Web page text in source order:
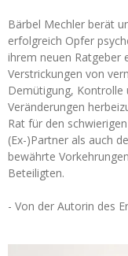
Bärbel Mechler berät
erfolgreich Opfer
ihrem neuen Ratgeber
Verstrickungen von
Demütigung, Kontrolle
Veränderungen
Rat für den
(Ex-)Partner als auch
bewährte
Beteiligten.
- Von der Autorin des